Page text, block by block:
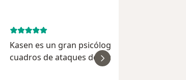
Kasen es un gran psicólogo, yo acudí por
cuadros de ataques de pánico y ansiedad,
teniendo un progreso notable en este aspecto.